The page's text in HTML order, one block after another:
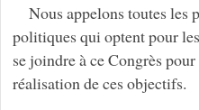
Nous appelons toutes les
politiques qui optent pour
se joindre à ce Congrès
réalisation de ces objectifs.